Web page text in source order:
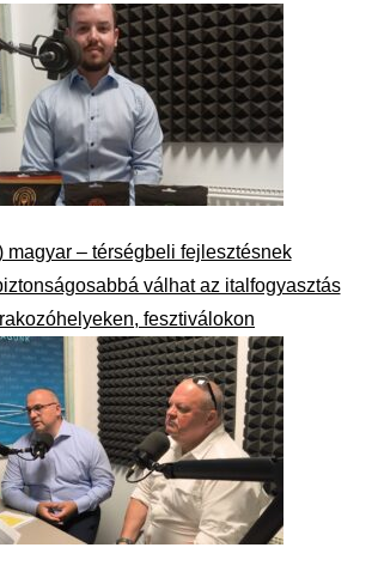
magyar – térségbeli fejlesztésnek
válhat az italfogyasztás
fesztiválokon